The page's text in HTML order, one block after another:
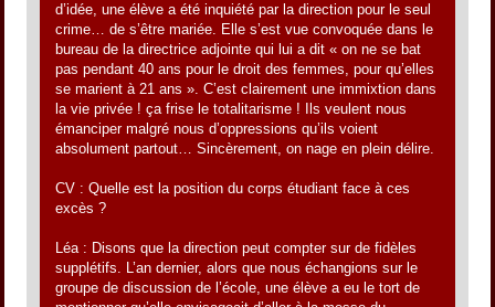
d’idée, une élève a été inquiété par la direction pour le seul
crime… de s’être mariée. Elle s’est vue convoquée dans le
bureau de la directrice adjointe qui lui a dit « on ne se bat
pas pendant 40 ans pour le droit des femmes, pour qu’elles
se marient à 21 ans ». C’est clairement une immixtion dans
la vie privée ! ça frise le totalitarisme ! Ils veulent nous
émanciper malgré nous d’oppressions qu’ils voient
absolument partout… Sincèrement, on nage en plein délire.
CV : Quelle est la position du corps étudiant face à ces
excès ?
Léa : Disons que la direction peut compter sur de fidèles
supplétifs. L’an dernier, alors que nous échangions sur le
groupe de discussion de l’école, une élève a eu le tort de